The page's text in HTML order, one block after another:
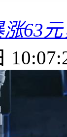
63